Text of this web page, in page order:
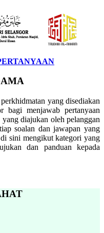
yang disediakan
bagi menjawab pertanyaan
yang diajukan oleh pelanggan
soalan dan jawapan yang
sini mengikut kategori yang
dan panduan kepada